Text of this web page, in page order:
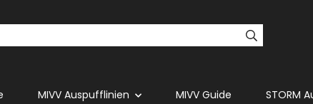
MIVV Auspufflinien MIVV Guide STORM